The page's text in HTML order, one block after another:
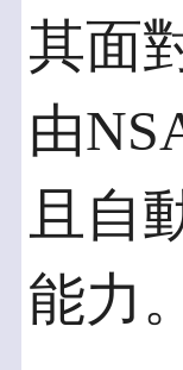
其面
由
且自
能力